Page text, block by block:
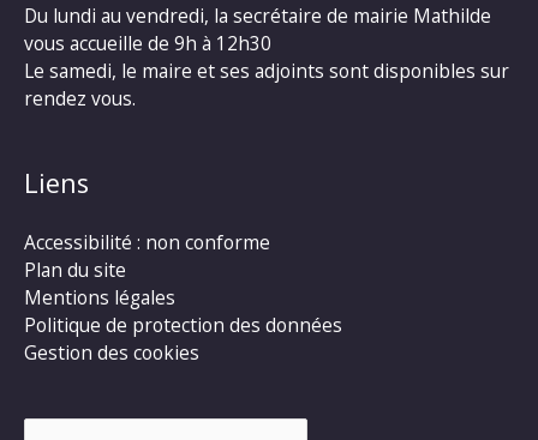
Du lundi au vendredi, la secrétaire de mairie Mathilde
vous accueille de 9h à 12h30
Le samedi, le maire et ses adjoints sont disponibles sur
rendez vous.
Liens
Accessibilité : non conforme
Plan du site
Mentions légales
Politique de protection des données
Gestion des cookies